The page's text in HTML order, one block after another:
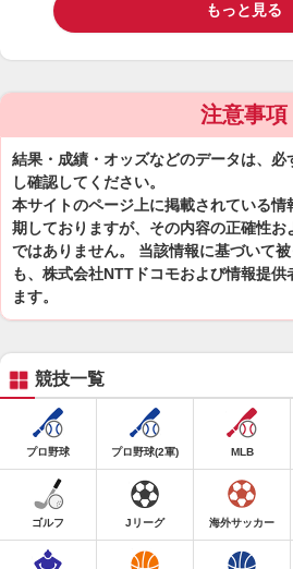
もっと見る
注意事項
結果・成績・オッズなどのデータは、
し確認してください。
本サイトのページ上に掲載されている
期しておりますが、その内容の正確性
ではありません。 当該情報に基づいて
も、株式会社NTTドコモおよび情報提
ます。
競技一覧
プロ野球 プロ野球(2軍) MLB
ゴルフ Jリーグ 海外サッカー